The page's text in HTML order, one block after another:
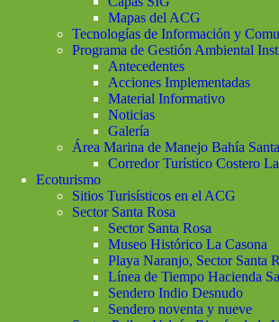
Mapas del ACG
Tecnologías de Información y
Programa de Gestión Ambiental
Antecedentes
Acciones Implementadas
Material Informativo
Noticias
Galería
Área Marina de Manejo Bahía
Corredor Turístico Costero
Ecoturismo
Sitios Turisísticos en el ACG
Sector Santa Rosa
Sector Santa Rosa
Museo Histórico La Casona
Playa Naranjo, Sector Santa
Línea de Tiempo Hacienda
Sendero Indio Desnudo
Sendero noventa y nueve